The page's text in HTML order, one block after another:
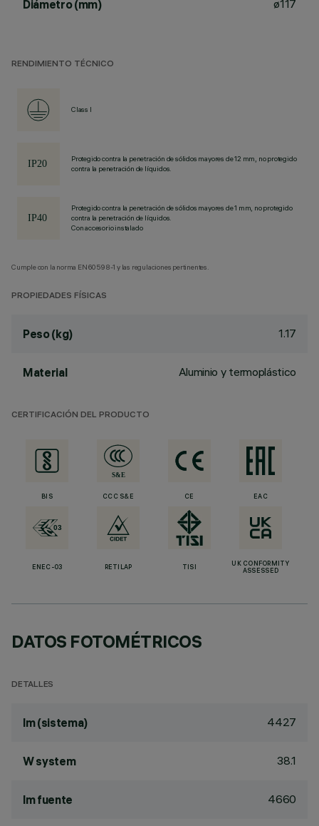
Diámetro (mm) ø117
RENDIMIENTO TÉCNICO
Class I
Protegido contra la penetración de sólidos mayores de 12 mm, no protegido
contra la penetración de líquidos.
Protegido contra la penetración de sólidos mayores de 1 mm, no protegido
contra la penetración de líquidos.
Con accesorio instalado
Cumple con la norma EN60598-1 y las regulaciones pertinentes.
PROPIEDADES FÍSICAS
Peso (kg) 1.17
Material Aluminio y termoplástico
CERTIFICACIÓN DEL PRODUCTO
BIS CCC S&E CE EAC
ENEC-03 RETILAP TISI
UK CONFORMITY
ASSESSED
DATOS FOTOMÉTRICOS
DETALLES
lm (sistema) 4427
W system 38.1
lm fuente 4660